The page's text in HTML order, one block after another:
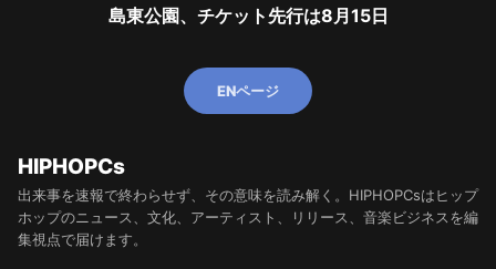
島東公園、チケット先行は8月15日
ENページ
HIPHOPCs
出来事を速報で終わらせず、その意味を読み解く。HIPHOPCsはヒップ
ホップのニュース、文化、アーティスト、リリース、音楽ビジネスを編
集視点で届けます。